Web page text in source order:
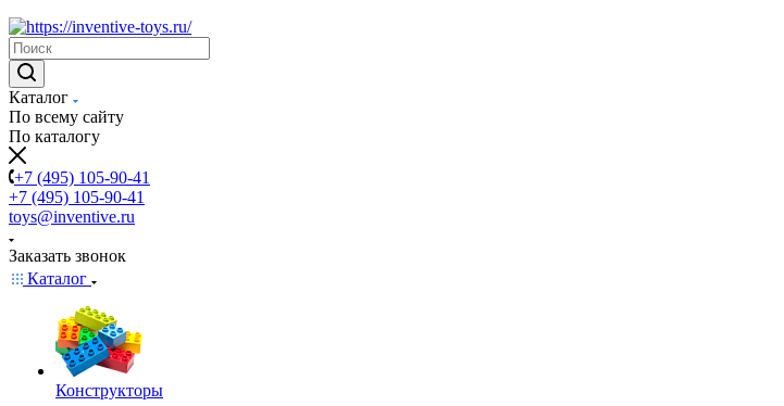
Каталог
По всему сайту
По каталогу
+7 (495) 105-90-41
+7 (495) 105-90-41
toys@inventive.ru
Заказать звонок
Каталог
Конструкторы